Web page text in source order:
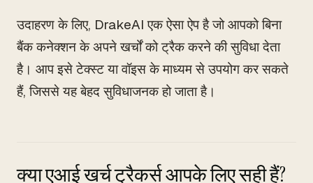
उदाहरण के लिए, DrakeAI एक ऐसा ऐप है जो आपको बिना
बैंक कनेक्शन के अपने खर्चों को ट्रैक करने की सुविधा देता
है। आप इसे टेक्स्ट या वॉइस के माध्यम से उपयोग कर सकते
हैं, जिससे यह बेहद सुविधाजनक हो जाता है।
क्या एआई खर्च ट्रैकर्स आपके लिए सही हैं?